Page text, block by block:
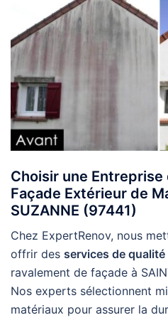
Choisir une Entreprise
Façade Extérieur de
SUZANNE (97441)
Chez ExpertRenov, nous
offrir des services de
ravalement de façade à
Nos experts sélectionnent
matériaux pour assurer la